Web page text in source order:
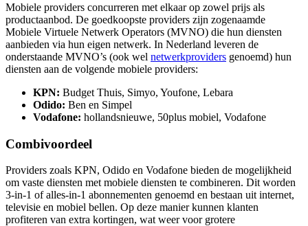
Mobiele providers concurreren met elkaar op zowel prijs als
productaanbod. De goedkoopste providers zijn zogenaamde
Mobiele Virtuele Netwerk Operators (MVNO) die hun diensten
aanbieden via hun eigen netwerk. In Nederland leveren de
onderstaande MVNO’s (ook wel netwerkproviders genoemd) hun
diensten aan de volgende mobiele providers:
KPN: Budget Thuis, Simyo, Youfone, Lebara
Odido: Ben en Simpel
Vodafone: hollandsnieuwe, 50plus mobiel, Vodafone
Combivoordeel
Providers zoals KPN, Odido en Vodafone bieden de mogelijkheid
om vaste diensten met mobiele diensten te combineren. Dit worden
3-in-1 of alles-in-1 abonnementen genoemd en bestaan uit internet,
televisie en mobiel bellen. Op deze manier kunnen klanten
profiteren van extra kortingen, wat weer voor grotere